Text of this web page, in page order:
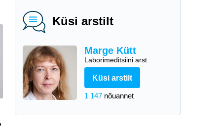
Küsi arstilt
Marge Kütt
Laborimeditsiini arst
Küsi arstilt
1 147 nõuannet